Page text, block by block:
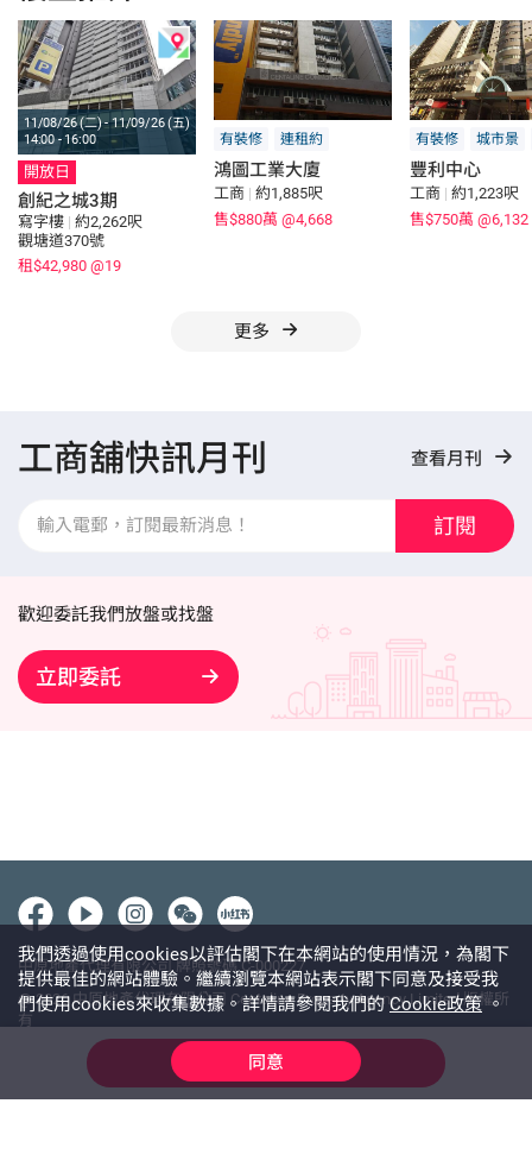
11/08/26 (二) - 11/09/26 (五)
14:00 - 16:00
開放日
創紀之城3期
寫字樓 | 約2,262呎
觀塘道370號
租$42,980 @19
有裝修 連租約
鴻圖工業大廈
工商 | 約1,885呎
售$880萬 @4,668
有裝修 城市景
豐利中心
工商 | 約1,223呎
售$750萬 @6,132
更多
線上查詢
工商舖快訊月刊 查看月刊
訂閱
歡迎委託我們放盤或找盤
立即委託
中原地產代理有限公司 牌照號碼 C-000227
@ 2026 中原地產代理有限公司 Centaline Property Agency Limited 版權所
有
私隱政策聲明 免責聲明
我們透過使用cookies以評估閣下在本網站的使用情況，為閣下
提供最佳的網站體驗。繼續瀏覽本網站表示閣下同意及接受我
們使用cookies來收集數據。詳情請參閱我們的Cookie政策。
同意